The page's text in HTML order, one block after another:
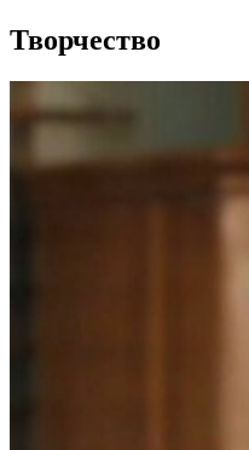
Творчество